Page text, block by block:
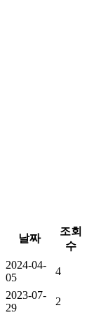
날짜
조회
수
2024-04-
05
4
2023-07-
29
2